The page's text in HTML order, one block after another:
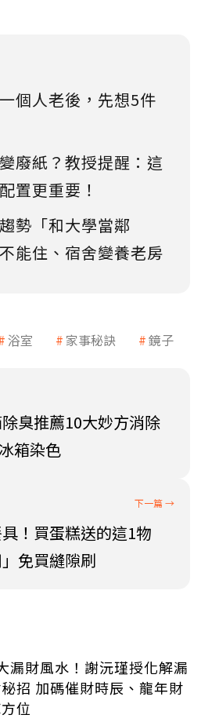
個人老後，先想5件
廢紙？教授提醒：這
置更重要！
勢「和大學當鄰
能住、宿舍變養老房
浴室 家事秘訣 鏡子
臭推薦10大妙方消除
箱染色
！買蛋糕送的這1物
」免買縫隙刷
漏財風水！謝沅瑾授化解漏
招 加碼催財時辰、龍年財
位